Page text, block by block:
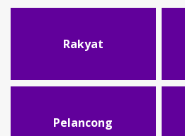
Rakyat
Pelancong